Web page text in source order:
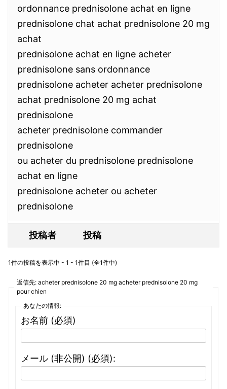
ordonnance prednisolone achat en ligne
prednisolone chat achat prednisolone 20 mg
achat
prednisolone achat en ligne acheter
prednisolone sans ordonnance
prednisolone acheter acheter prednisolone
achat prednisolone 20 mg achat
prednisolone
acheter prednisolone commander
prednisolone
ou acheter du prednisolone prednisolone
achat en ligne
prednisolone acheter ou acheter
prednisolone
投稿者 投稿
1件の投稿を表示中 - 1 - 1件目 (全1件中)
返信先: acheter prednisolone 20 mg acheter prednisolone 20 mg
pour chien
あなたの情報:
お名前 (必須)
メール (非公開) (必須):